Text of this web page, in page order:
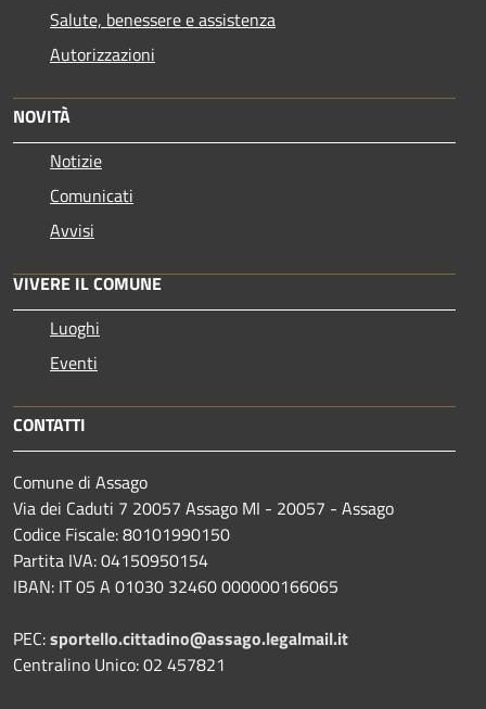
Salute, benessere e assistenza
Autorizzazioni
NOVITÀ
Notizie
Comunicati
Avvisi
VIVERE IL COMUNE
Luoghi
Eventi
CONTATTI
Comune di Assago
Via dei Caduti 7 20057 Assago MI - 20057 - Assago
Codice Fiscale: 80101990150
Partita IVA: 04150950154
IBAN: IT 05 A 01030 32460 000000166065
PEC:sportello.cittadino@assago.legalmail.it
Centralino Unico: 02 457821